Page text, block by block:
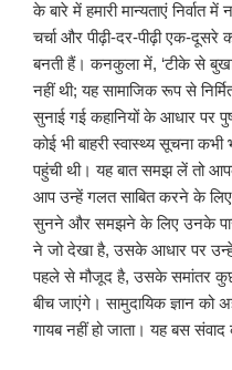
के बारे में हमारी मान्यताएं निर्वात
चर्चा और पीढ़ी-दर-पीढ़ी एक-दूसरे
बनती हैं। कनकुला में, ‘टीके से
नहीं थी; यह सामाजिक रूप से
सुनाई गई कहानियों के आधार पर
कोई भी बाहरी स्वास्थ्य सूचना
पहुंची थी। यह बात समझ लें तो
आप उन्हें गलत साबित करने के
सुनने और समझने के लिए उनके
ने जो देखा है, उसके आधार पर
पहले से मौजूद है, उसके समांतर
बीच जाएंगे। सामुदायिक ज्ञान
गायब नहीं हो जाता। यह बस